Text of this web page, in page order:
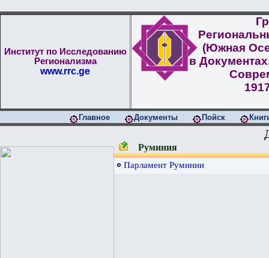
Институт по Исследованию
Регионализма
www.rrc.ge
(Южная
в
Главное Документы Пойск
Руминия
Парламент Руминии